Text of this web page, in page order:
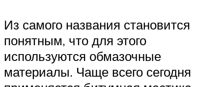
Из самого названия становится
понятным, что для этого
используются обмазочные
материалы. Чаще всего сегодня